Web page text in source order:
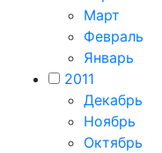
Март
Февраль
Январь
2011
Декабрь
Ноябрь
Октябрь